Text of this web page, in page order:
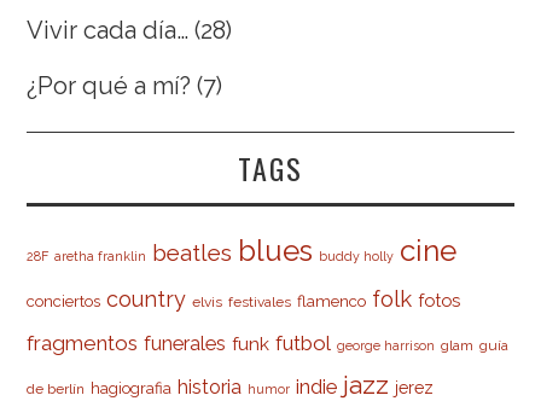
Vivir cada día… (28)
¿Por qué a mí? (7)
TAGS
28F aretha franklin beatles blues buddy holly cine
conciertos country elvis festivales flamenco folk fotos
fragmentos funerales funk futbol george harrison glam guía
de berlín hagiografia historia humor indie jazz jerez